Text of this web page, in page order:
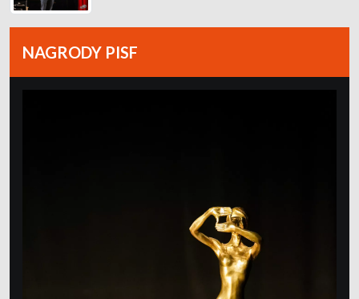
NAGRODY PISF